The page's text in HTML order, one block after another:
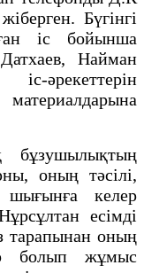
Бүгінгі
іс бойынша
Найман
әрекеттерін
оның тәсілі,
шығынға келер
есімді
тарапынан оның
болып жұмыс